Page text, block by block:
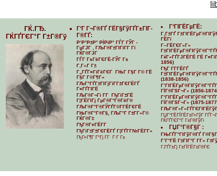
ГЌ.ГЂ.
ГЌГҐГЄГ°Г Г±Г®Гў
Г‘Г Г¬Г®ГҐ ГЁГ§ГўГҐГ±ГІГ­
Г®ГҐ:
Р‘Р°Р±Р° РЇРіР° ГЃГ ГЎГ -
ГџГЈГ , ГЉГ®Г±ГІГїГ­Г Гї
ГЌГ®ГЈГ
ГЃГ ГѕГёГЄГЁ-ГЎГ Гѕ
Г‚Г«Г Г±
Г„ГҐГ¤ГіГёГЄГ ГЊГ Г§Г Г© ГЁ
Г§Г Г©Г¶Г»
ГЉГ°ГҐГ±ГІГјГїГ­Г±ГЄГЁГҐ
Г¤ГҐГІГЁ
ГЉГ®Г¬Гі Г­Г ГђГіГ±ГЁ
Г¦ГЁГІГј ГµГ®Г°Г®ГёГ®
ГЉГ®Г°Г®ГЎГҐГ©Г­ГЁГЄГЁ
ГЊГ®Г°Г®Г§, ГЉГ°Г Г±Г­Г»Г©
ГЌГ®Г±
ГђГ®Г¤ГЁГ­Г
ГђГіГ±Г±ГЄГЁГҐ Г¦ГҐГ­Г№ГЁГ­Г»
ГђГ»Г¶Г Г°Гј Г­Г Г·Г Г±
Г‘ГІГЁГµГЁ:
Г‚Г±ГҐ
ГЁГї
Г–ГЁГЄГ«Г»
ГќГ«ГҐГЈГЁГЁ ГЁ
1856)
ГђГ Г­Г­ГЁГҐ
(1838-1856)
ГЇГ®ГЅГ¬Г» (1856-
ГЇГ®ГЅГ¬Г» (1875-
ГЏГ°ГЁГЇГЁГ±Г»ГўГ
ГЌГҐГЄГ°Г Г±Г®ГўГі
ГЏГ°Г®Г§Г :
ГЊГҐГ°ГІГўГ®ГҐ
Г’Г°ГЁ Г±ГІГ°Г Г­Г»
Г‚ГҐГ±Гј Г±ГЇГЁГ±Г®ГЄ